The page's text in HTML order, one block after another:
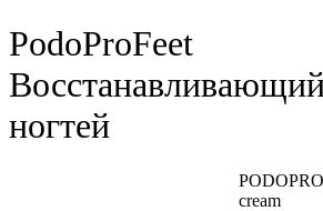
PodoProFeet
ногтей
cream